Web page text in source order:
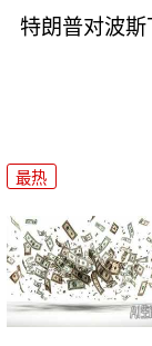
特朗普对波斯
最热